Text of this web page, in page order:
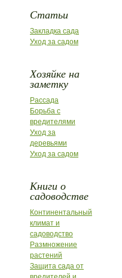
Статьи
Закладка сада
Уход за садом
Хозяйке на
заметку
Рассада
Борьба с
вредителями
Уход за
деревьями
Уход за садом
Книги о
садоводстве
Континентальный
климат и
садоводство
Размножение
растений
Защита сада от